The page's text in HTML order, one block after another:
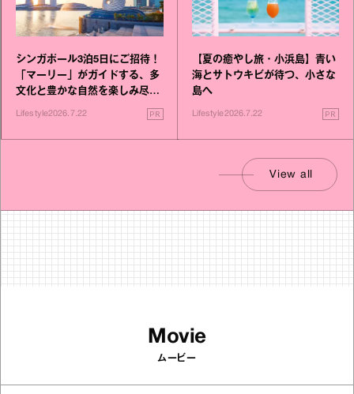
シンガポール3泊5日にご招待！
「マーリー」がガイドする、多
文化と豊かな自然を楽しみ尽く
Lifestyle2026.7.22 PR
【夏の癒やし旅・小浜島】青い
海とサトウキビが待つ、小さな
島へ
Lifestyle2026.7.22 PR
View all
Movie
ムービー